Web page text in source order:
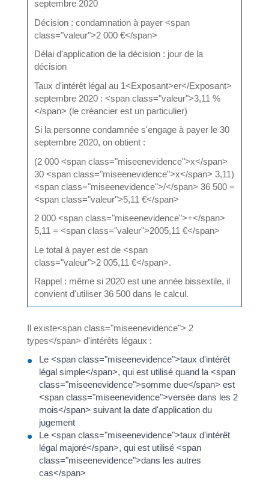
septembre 2020
Décision : condamnation à payer <span
class="valeur">2 000 €</span>
Délai d'application de la décision : jour de la
décision
Taux d'intérêt légal au 1<Exposant>er</Exposant>
septembre 2020 : <span class="valeur">3,11 %
</span> (le créancier est un particulier)
Si la personne condamnée s'engage à payer le 30
septembre 2020, on obtient :
(2 000 <span class="miseenevidence">x</span>
30 <span class="miseenevidence">x</span> 3,11)
<span class="miseenevidence">/</span> 36 500 =
<span class="valeur">5,11 €</span>
2 000 <span class="miseenevidence">+</span>
5,11 = <span class="valeur">2005,11 €</span>
Le total à payer est de <span
class="valeur">2 005,11 €</span>.
Rappel : même si 2020 est une année bissextile, il
convient d'utiliser 36 500 dans le calcul.
Il existe<span class="miseenevidence"> 2
types</span> d'intérêts légaux :
Le <span class="miseenevidence">taux d'intérêt
légal simple</span>, qui est utilisé quand la <span
class="miseenevidence">somme due</span> est
<span class="miseenevidence">versée dans les 2
mois</span> suivant la date d'application du
jugement
Le <span class="miseenevidence">taux d'intérêt
légal majoré</span>, qui est utilisé <span
class="miseenevidence">dans les autres
cas</span>